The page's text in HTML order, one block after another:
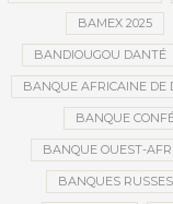
BAMEX 2025
BANDIOUGOU DANTÉ
BANQUE AFRICAINE DE
BANQUE
BANQUE OUEST-
BANQUES RUSSES